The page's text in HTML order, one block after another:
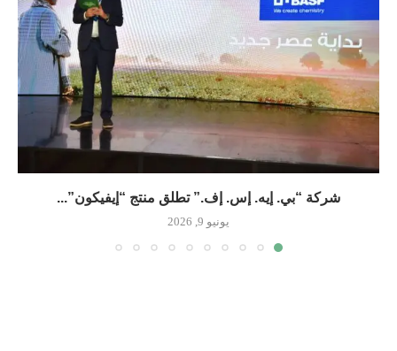
شركة “بي. إيه. إس. إف.” تطلق منتج “إيفيكون”...
يونيو 9, 2026